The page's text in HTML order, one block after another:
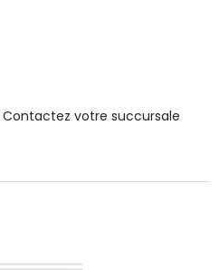
votre succursale